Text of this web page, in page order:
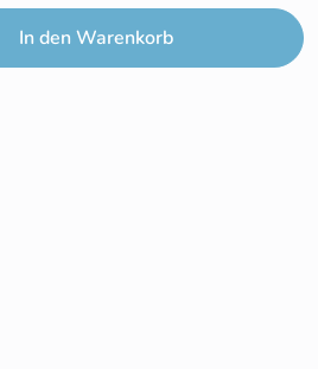
Wert ein
In den Warenkorb